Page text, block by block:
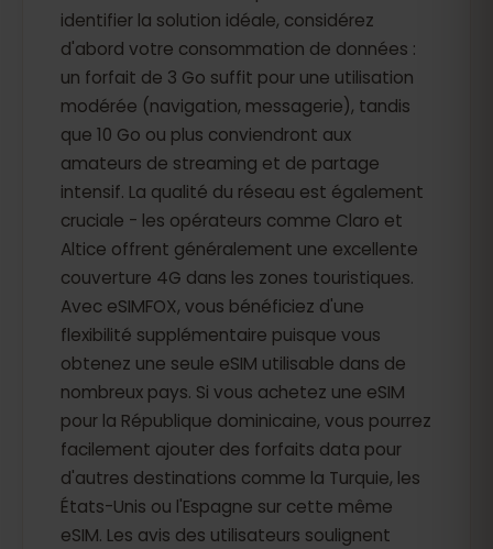
identifier la solution idéale, considérez
d'abord votre consommation de données :
un forfait de 3 Go suffit pour une utilisation
modérée (navigation, messagerie), tandis
que 10 Go ou plus conviendront aux
amateurs de streaming et de partage
intensif. La qualité du réseau est également
cruciale - les opérateurs comme Claro et
Altice offrent généralement une excellente
couverture 4G dans les zones touristiques.
Avec eSIMFOX, vous bénéficiez d'une
flexibilité supplémentaire puisque vous
obtenez une seule eSIM utilisable dans de
nombreux pays. Si vous achetez une eSIM
pour la République dominicaine, vous pourrez
facilement ajouter des forfaits data pour
d'autres destinations comme la Turquie, les
États-Unis ou l'Espagne sur cette même
eSIM. Les avis des utilisateurs soulignent